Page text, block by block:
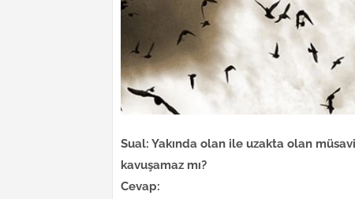
Sual: Yakında olan ile uzakta olan
kavuşamaz mı?
Cevap: